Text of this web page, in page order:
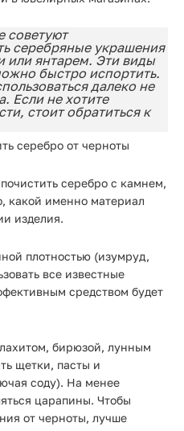
советуют
серебряные украшения
или янтарем. Эти виды
быстро испортить.
далеко не
Если не хотите
стоит обратиться к
серебро с камнем,
какой именно материал
изделия.
плотностью (изумруд,
все известные
средством будет
бирюзой, лунным
щетки, пасты и
соду). На менее
царапины. Чтобы
от черноты, лучше